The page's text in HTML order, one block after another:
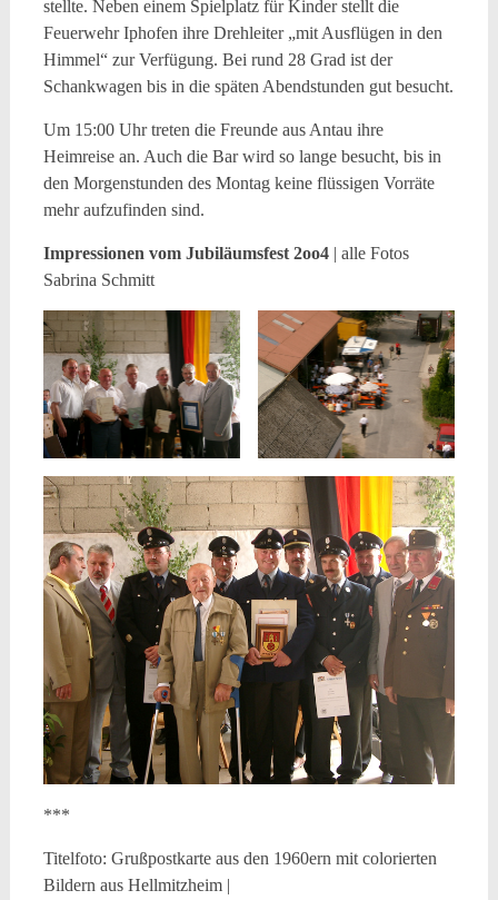
stellte. Neben einem Spielplatz für Kinder stellt die
Feuerwehr Iphofen ihre Drehleiter „mit Ausflügen in den
Himmel“ zur Verfügung. Bei rund 28 Grad ist der
Schankwagen bis in die späten Abendstunden gut besucht.
Um 15:00 Uhr treten die Freunde aus Antau ihre
Heimreise an. Auch die Bar wird so lange besucht, bis in
den Morgenstunden des Montag keine flüssigen Vorräte
mehr aufzufinden sind.
Impressionen vom Jubiläumsfest 2oo4| alle Fotos
Sabrina Schmitt
***
Titelfoto: Grußpostkarte aus den 1960ern mit colorierten
Bildern aus Hellmitzheim |